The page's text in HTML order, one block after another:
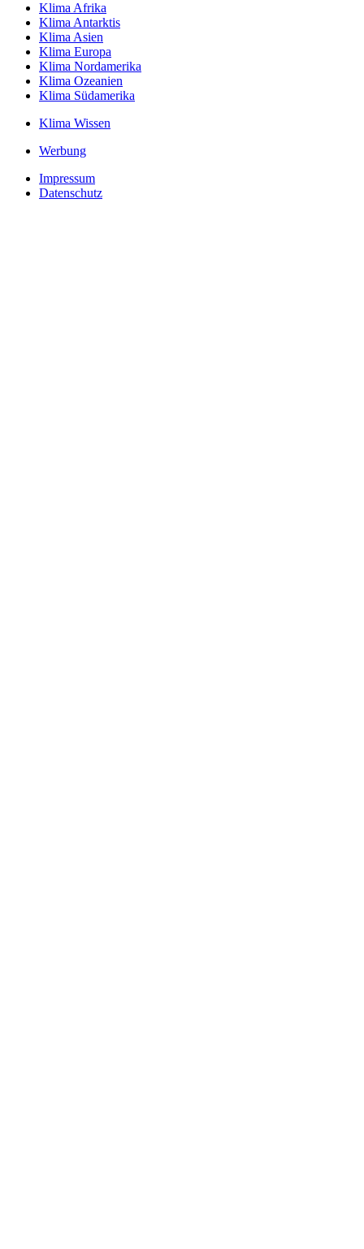
Klima Afrika
Klima Antarktis
Klima Asien
Klima Europa
Klima Nordamerika
Klima Ozeanien
Klima Südamerika
Klima Wissen
Werbung
Impressum
Datenschutz